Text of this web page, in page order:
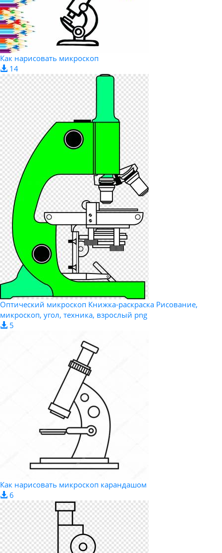
Как нарисовать микроскоп
14
Оптический микроскоп Книжка-раскраска Рисование,
микроскоп, угол, техника, взрослый png
5
Как нарисовать микроскоп карандашом
6